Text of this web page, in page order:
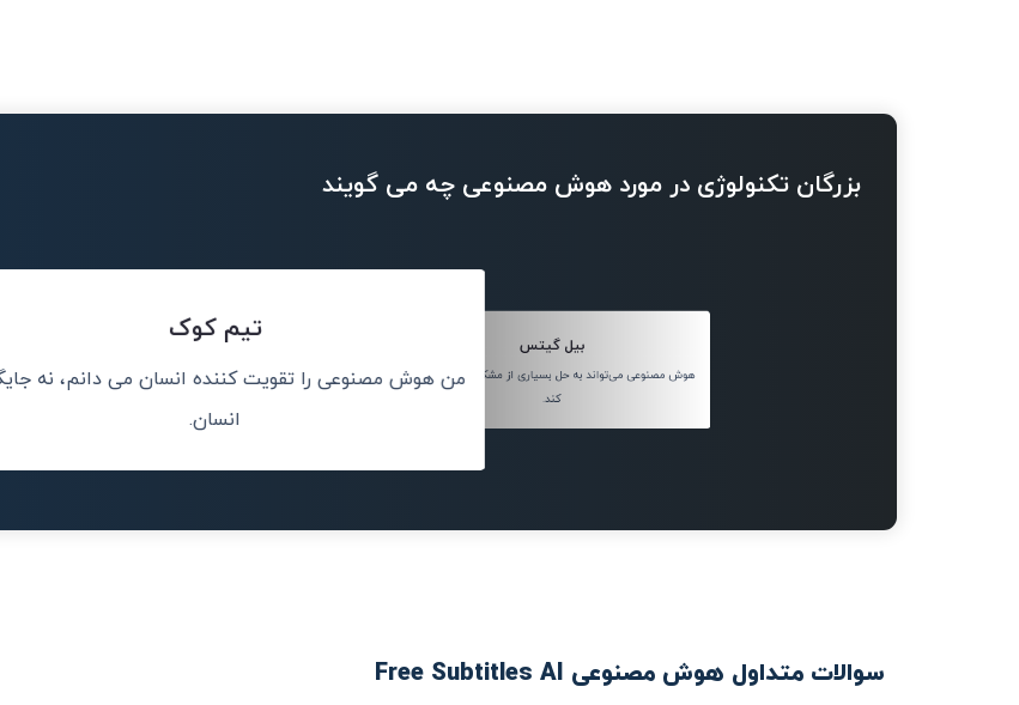
بزرگان تکنولوژی در مورد هوش مصنوعی چه می گویند
بیل گیتس
هوش مصنوعی می‌تواند به حل بسیاری از مشکلات جهان کمک
کند.
تیم کوک
من هوش مصنوعی را تقویت کننده انسان می دانم، نه
انسان.
سوالات متداول هوش مصنوعی Free Subtitles AI